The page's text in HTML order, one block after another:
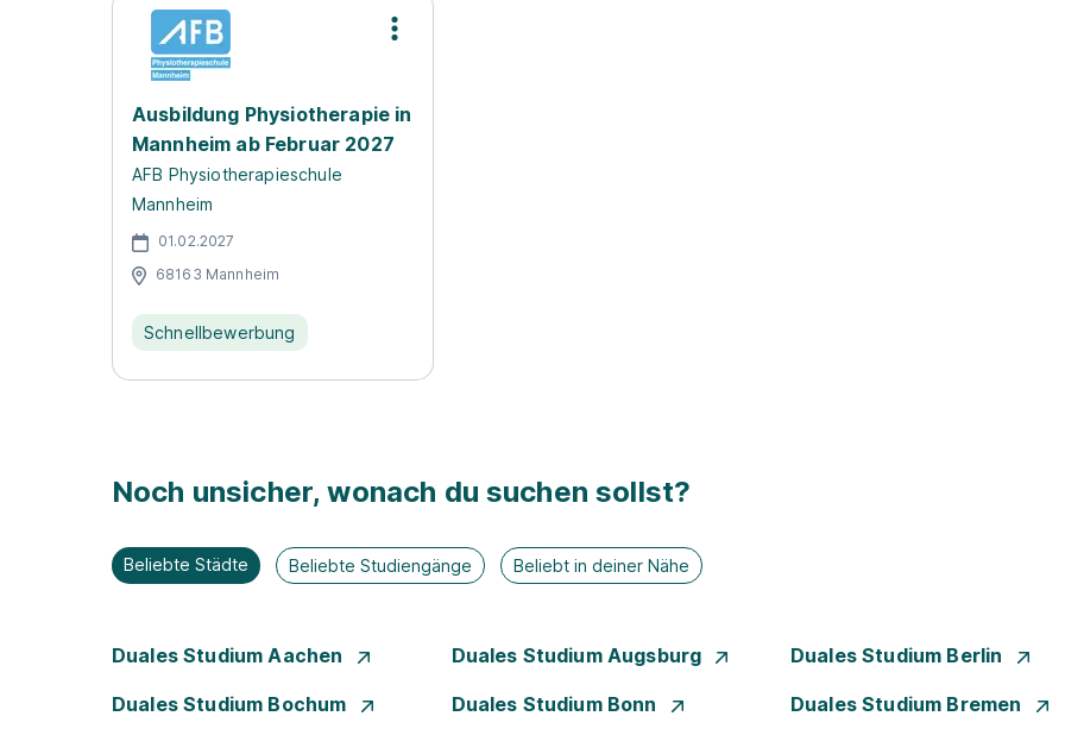
Ausbildung Physiotherapie in
Mannheim ab Februar 2027
AFB Physiotherapieschule
Mannheim
01.02.2027
68163 Mannheim
Schnellbewerbung
Noch unsicher, wonach du suchen sollst?
Beliebte Städte Beliebte Studiengänge Beliebt in deiner Nähe
Duales Studium Aachen Duales Studium Augsburg Duales Studium Berlin
Duales Studium Bochum Duales Studium Bonn Duales Studium Bremen